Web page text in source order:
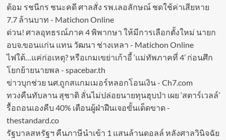
ต้อม รชนีกร ชนะคดี ศาลสั่ง รพ.เลอลักษณ์ ชดใช้ค่าเสียหาย
7.7 ล้านบาท - Matichon Online
ด่วน! ศาลอุทธรณ์ภาค 4 พิพากษา ให้มีการเลือกตั้งใหม่ นายก
อบจ.ขอนแก่น แทน วัฒนา ช่างเหลา - Matichon Online
ไฟใต้…แค่ก่อเหตุ? หรือเกมเขย่าเก้าอี้ ‘แม่ทัพภาคที่ 4’ ก่อนศึก
โยกย้ายนายพล - spacebar.th
ข่าวบุกช่วย นศ.ถูกสแกมเมอร์หลอกโอนเงิน - Ch7.com
ทวงคืนทับลาน สุชาติ ลั่นไม่ปล่อยนายทุนฮุบป่า เผย ‘สตาร์เวลล์’
รื้อถอนเองคืบ 40% เตือนผู้ฝ่าฝืนเจอขั้นเด็ดขาด -
thestandard.co
รัฐบาลสหรัฐฯ คืนภาษีนำเข้า 1 แสนล้านดอลล์ หลังศาลวินิจฉัย